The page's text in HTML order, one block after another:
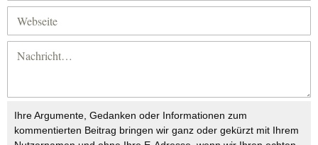
Ihre Argumente, Gedanken oder Informationen zum
kommentierten Beitrag bringen wir ganz oder gekürzt mit Ihrem